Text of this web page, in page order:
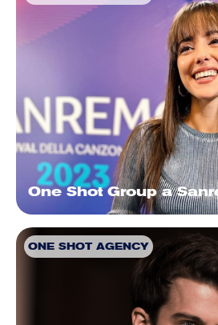
One Shot Group a
ONE SHOT AGENCY